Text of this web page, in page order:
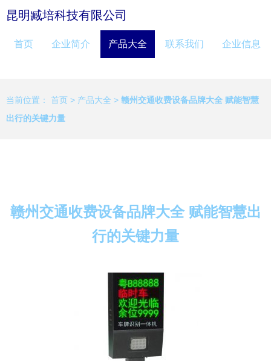
昆明臧培科技有限公司
首页 企业简介 产品大全 联系我们 企业信息
当前位置： 首页 > 产品大全 > 赣州交通收费设备品牌大全 赋能智慧
出行的关键力量
赣州交通收费设备品牌大全 赋能智慧出
行的关键力量